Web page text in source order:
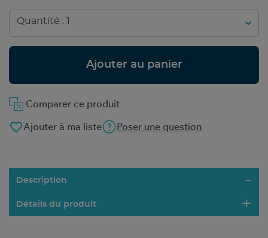
Ajouter au panier
favorite_borderAjouter à ma liste Poser une question
Comparer ce produit
Description
Détails du produit